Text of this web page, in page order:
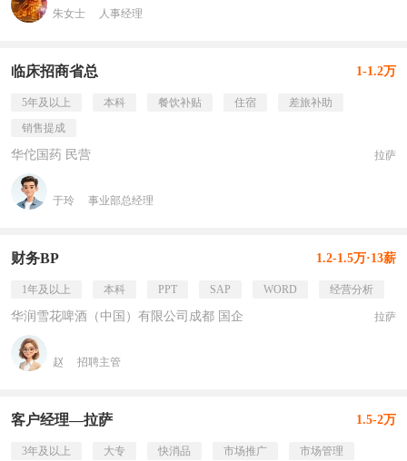
朱女士 人事经理
临床招商省总 1-1.2万
5年及以上 本科 餐饮补贴 住宿
差旅补助
销售提成
华佗国药 民营 拉萨
于玲 事业部总经理
财务BP 1.2-1.5万·13薪
1年及以上 本科 PPT SAP WORD 经营分析
华润雪花啤酒（中国）有限公司成都 国企 拉萨
赵 招聘主管
客户经理—拉萨 1.5-2万
3年及以上 大专 快消品 市场推广
市场管理